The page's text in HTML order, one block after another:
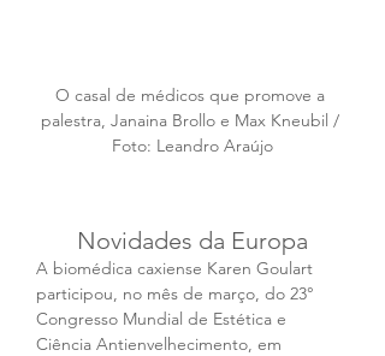
O casal de médicos que promove a
palestra, Janaina Brollo e Max Kneubil /
Foto: Leandro Araújo
Novidades da Europa
A biomédica caxiense Karen Goulart
participou, no mês de março, do 23°
Congresso Mundial de Estética e
Ciência Antienvelhecimento, em